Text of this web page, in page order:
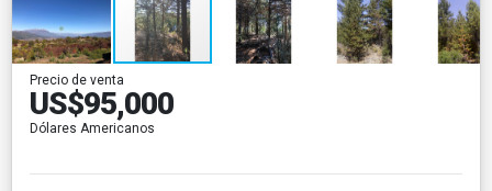
Precio de venta
US$95,000
Dólares Americanos